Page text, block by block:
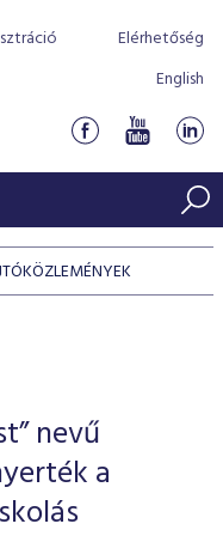
Elérhetőség
English
bevezetését
nevű
a